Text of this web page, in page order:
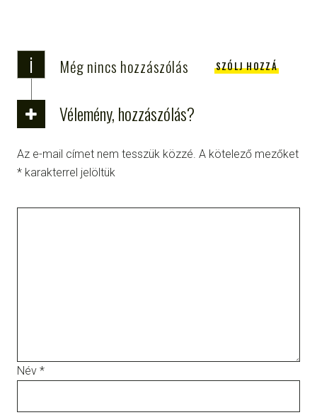
i Még nincs hozzászólás SZÓLJ HOZZÁ
Vélemény, hozzászólás?
Az e-mail címet nem tesszük közzé. A kötelező mezőket
* karakterrel jelöltük
Név *